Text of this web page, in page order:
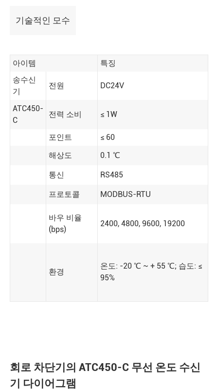
기술적인 모수
아이템
특징
송수신
기
전원 DC24V
ATC450-
C
전력 소비 ≤ 1W
포인트
≤ 60
해상도
0.1 ℃
통신 RS485
프로토콜 MODBUS-RTU
바우 비율
(bps)
2400, 4800, 9600, 19200
환경
온도: -20 ℃ ~ + 55 ℃; 습도: ≤
95%
회로 차단기의 ATC450-C 무선 온도 수신
기 다이어그램